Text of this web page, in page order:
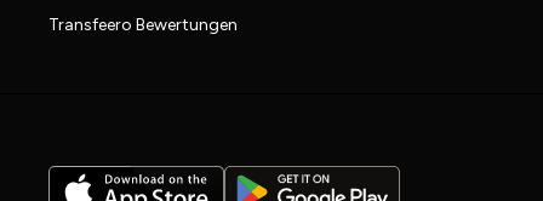
Transfeero Bewertungen